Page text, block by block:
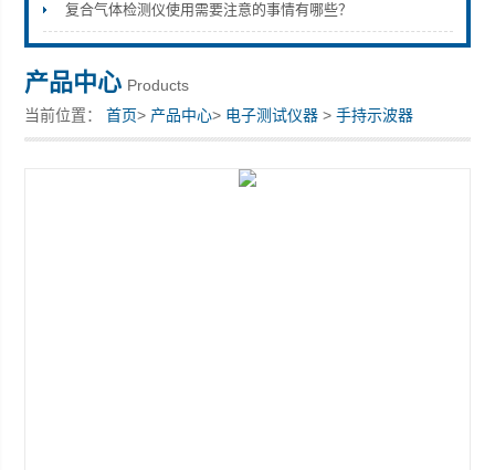
复合气体检测仪使用需要注意的事情有哪些？
产品中心 Products
当前位置：首页> 产品中心> 电子测试仪器 >手持示波器